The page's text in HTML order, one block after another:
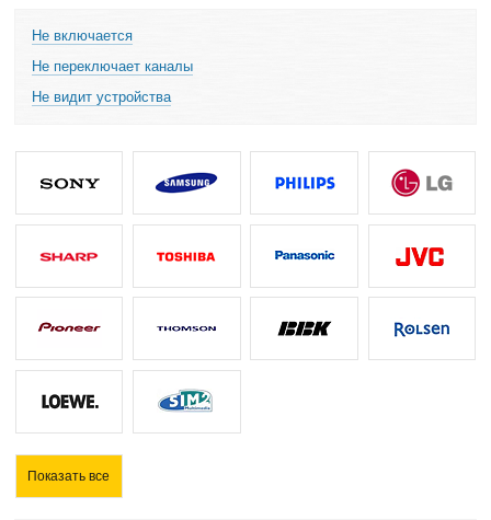
Не включается
Не переключает каналы
Не видит устройства
Показать все